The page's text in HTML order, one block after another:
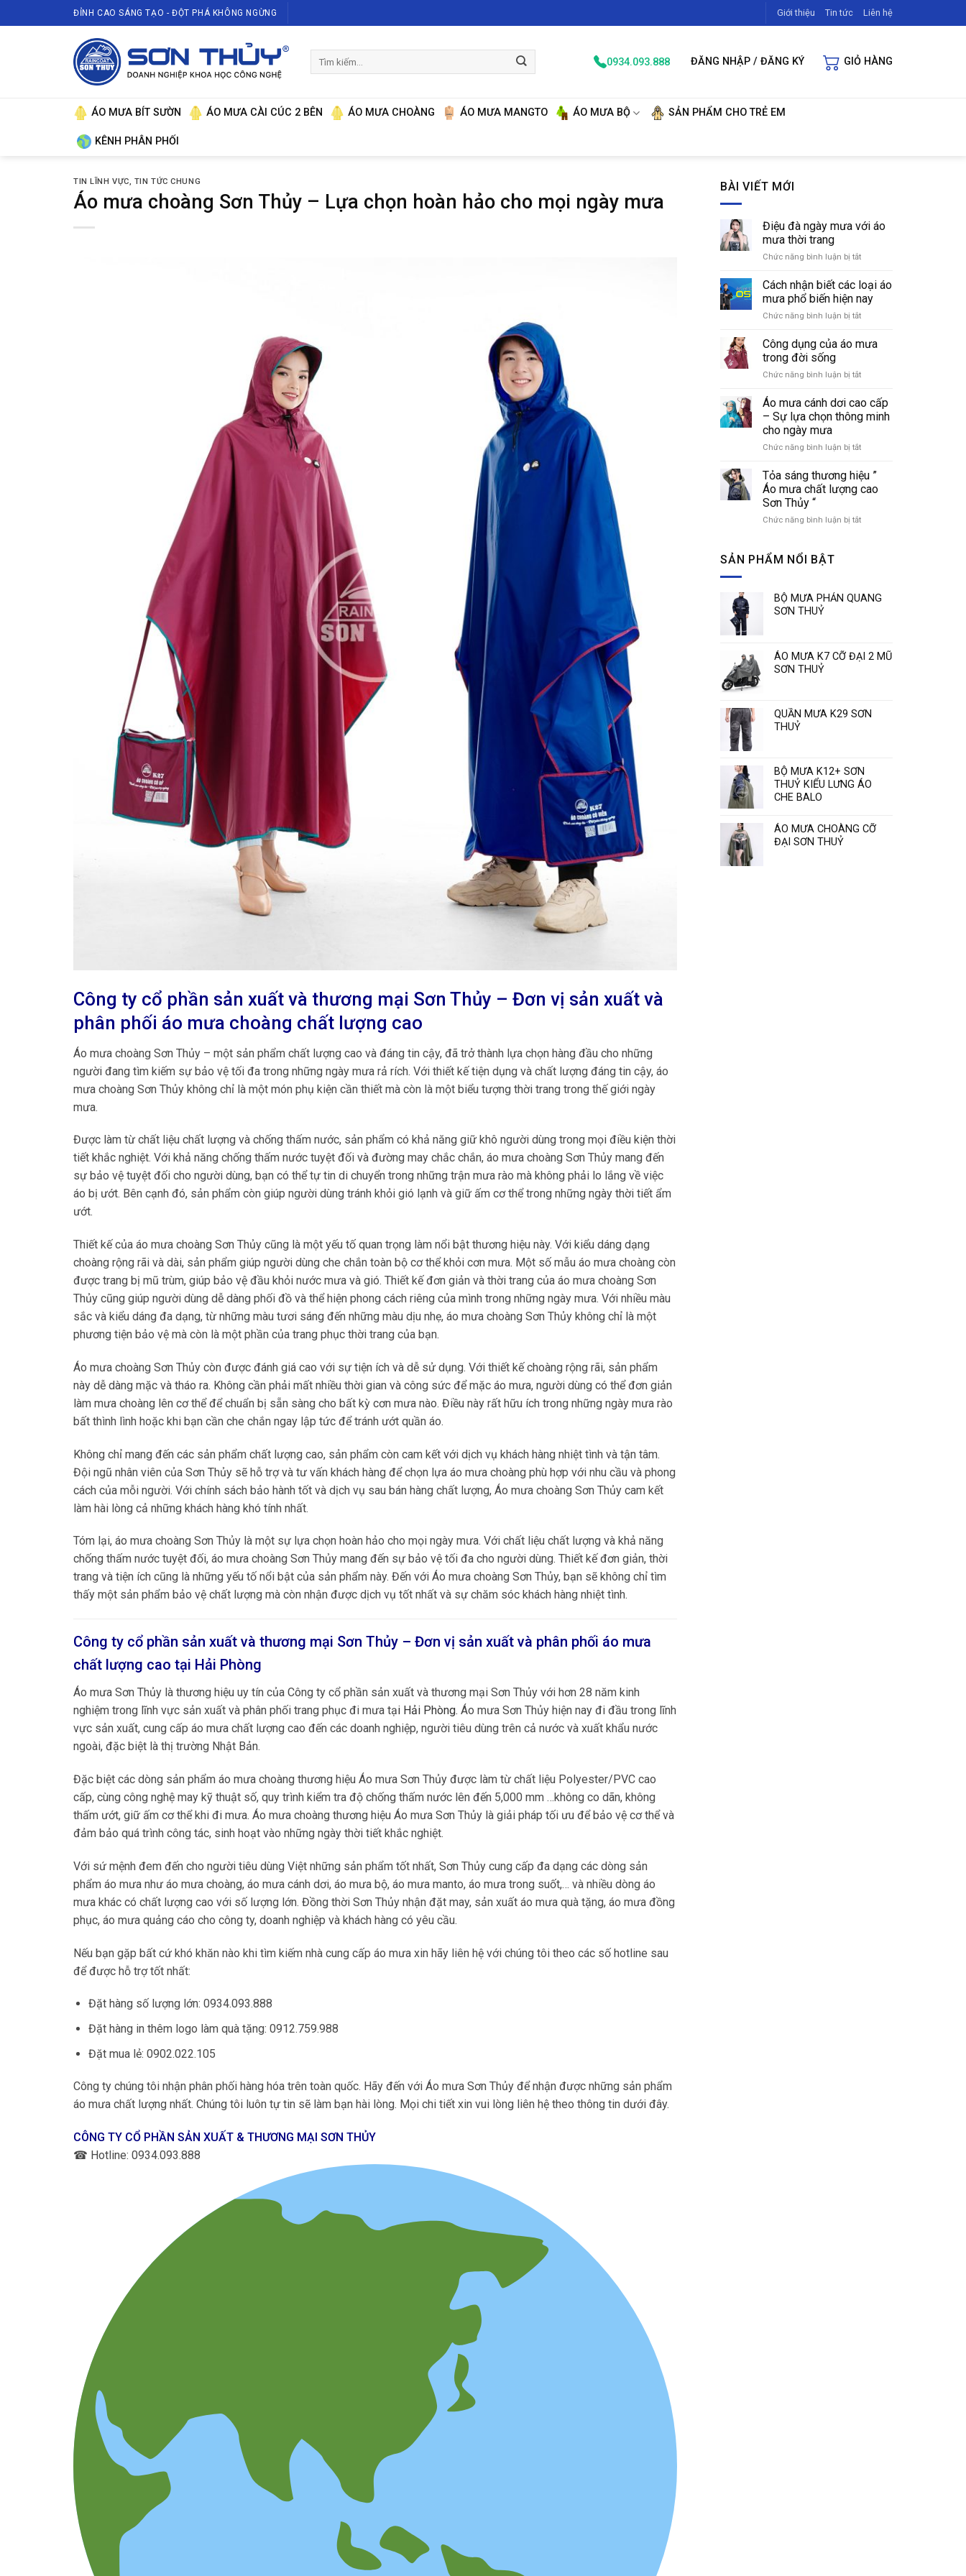
to
ĐỈNH CAO SÁNG TẠO - ĐỘT PHÁ KHÔNG NGỪNG Giới thiệu Tin tức Liên hệ
Tìm
0934.093.888 ĐĂNG NHẬP / ĐĂNG KÝ GIỎ HÀNG
ÁO MƯA BÍT SƯỜN ÁO MƯA CÀI CÚC 2 BÊN ÁO MƯA CHOÀNG ÁO MƯA MANGTO ÁO MƯA BỘ SẢN PHẨM CHO TRẺ EM
KÊNH PHÂN PHỐI
TIN LĨNH VỰC, TIN TỨC CHUNG
Áo mưa choàng Sơn Thủy – Lựa chọn hoàn hảo cho mọi ngày mưa
Công ty cổ phần sản xuất và thương mại Sơn Thủy – Đơn vị sản xuất và
phân phối áo mưa choàng chất lượng cao
Áo mưa choàng Sơn Thủy – một sản phẩm chất lượng cao và đáng tin cậy, đã trở thành lựa chọn hàng đầu cho những
người đang tìm kiếm sự bảo vệ tối đa trong những ngày mưa rả rích. Với thiết kế tiện dụng và chất lượng đáng tin cậy, áo
mưa choàng Sơn Thủy không chỉ là một món phụ kiện cần thiết mà còn là một biểu tượng thời trang trong thế giới ngày
mưa.
Được làm từ chất liệu chất lượng và chống thấm nước, sản phẩm có khả năng giữ khô người dùng trong mọi điều kiện thời
tiết khắc nghiệt. Với khả năng chống thấm nước tuyệt đối và đường may chắc chắn, áo mưa choàng Sơn Thủy mang đến
sự bảo vệ tuyệt đối cho người dùng, bạn có thể tự tin di chuyển trong những trận mưa rào mà không phải lo lắng về việc
áo bị ướt. Bên cạnh đó, sản phẩm còn giúp người dùng tránh khỏi gió lạnh và giữ ấm cơ thể trong những ngày thời tiết ẩm
ướt.
Thiết kế của áo mưa choàng Sơn Thủy cũng là một yếu tố quan trọng làm nổi bật thương hiệu này. Với kiểu dáng dạng
choàng rộng rãi và dài, sản phẩm giúp người dùng che chắn toàn bộ cơ thể khỏi cơn mưa. Một số mẫu áo mưa choàng còn
được trang bị mũ trùm, giúp bảo vệ đầu khỏi nước mưa và gió. Thiết kế đơn giản và thời trang của áo mưa choàng Sơn
Thủy cũng giúp người dùng dễ dàng phối đồ và thể hiện phong cách riêng của mình trong những ngày mưa. Với nhiều màu
sắc và kiểu dáng đa dạng, từ những màu tươi sáng đến những màu dịu nhẹ, áo mưa choàng Sơn Thủy không chỉ là một
phương tiện bảo vệ mà còn là một phần của trang phục thời trang của bạn.
Áo mưa choàng Sơn Thủy còn được đánh giá cao với sự tiện ích và dễ sử dụng. Với thiết kế choàng rộng rãi, sản phẩm
này dễ dàng mặc và tháo ra. Không cần phải mất nhiều thời gian và công sức để mặc áo mưa, người dùng có thể đơn giản
làm mưa choàng lên cơ thể để chuẩn bị sẵn sàng cho bất kỳ cơn mưa nào. Điều này rất hữu ích trong những ngày mưa rào
bất thình lình hoặc khi bạn cần che chắn ngay lập tức để tránh ướt quần áo.
Không chỉ mang đến các sản phẩm chất lượng cao, sản phẩm còn cam kết với dịch vụ khách hàng nhiệt tình và tận tâm.
Đội ngũ nhân viên của Sơn Thủy sẽ hỗ trợ và tư vấn khách hàng để chọn lựa áo mưa choàng phù hợp với nhu cầu và phong
cách của mỗi người. Với chính sách bảo hành tốt và dịch vụ sau bán hàng chất lượng, Áo mưa choàng Sơn Thủy cam kết
làm hài lòng cả những khách hàng khó tính nhất.
Tóm lại, áo mưa choàng Sơn Thủy là một sự lựa chọn hoàn hảo cho mọi ngày mưa. Với chất liệu chất lượng và khả năng
chống thấm nước tuyệt đối, áo mưa choàng Sơn Thủy mang đến sự bảo vệ tối đa cho người dùng. Thiết kế đơn giản, thời
trang và tiện ích cũng là những yếu tố nổi bật của sản phẩm này. Đến với Áo mưa choàng Sơn Thủy, bạn sẽ không chỉ tìm
thấy một sản phẩm bảo vệ chất lượng mà còn nhận được dịch vụ tốt nhất và sự chăm sóc khách hàng nhiệt tình.
Công ty cổ phần sản xuất và thương mại Sơn Thủy – Đơn vị sản xuất và phân phối áo mưa
chất lượng cao tại Hải Phòng
Áo mưa Sơn Thủy là thương hiệu uy tín của Công ty cổ phần sản xuất và thương mại Sơn Thủy với hơn 28 năm kinh
nghiệm trong lĩnh vực sản xuất và phân phối trang phục đi mưa tại Hải Phòng. Áo mưa Sơn Thủy hiện nay đi đầu trong lĩnh
vực sản xuất, cung cấp áo mưa chất lượng cao đến các doanh nghiệp, người tiêu dùng trên cả nước và xuất khẩu nước
ngoài, đặc biệt là thị trường Nhật Bản.
Đặc biệt các dòng sản phẩm áo mưa choàng thương hiệu Áo mưa Sơn Thủy được làm từ chất liệu Polyester/PVC cao
cấp, cùng công nghệ may kỹ thuật số, quy trình kiểm tra độ chống thấm nước lên đến 5,000 mm …không co dãn, không
thấm ướt, giữ ấm cơ thể khi đi mưa. Áo mưa choàng thương hiệu Áo mưa Sơn Thủy là giải pháp tối ưu để bảo vệ cơ thể và
đảm bảo quá trình công tác, sinh hoạt vào những ngày thời tiết khắc nghiệt.
Với sứ mệnh đem đến cho người tiêu dùng Việt những sản phẩm tốt nhất, Sơn Thủy cung cấp đa dạng các dòng sản
phẩm áo mưa như áo mưa choàng, áo mưa cánh dơi, áo mưa bộ, áo mưa manto, áo mưa trong suốt,… và nhiều dòng áo
mưa khác có chất lượng cao với số lượng lớn. Đồng thời Sơn Thủy nhận đặt may, sản xuất áo mưa quà tặng, áo mưa đồng
phục, áo mưa quảng cáo cho công ty, doanh nghiệp và khách hàng có yêu cầu.
Nếu bạn gặp bất cứ khó khăn nào khi tìm kiếm nhà cung cấp áo mưa xin hãy liên hệ với chúng tôi theo các số hotline sau
để được hỗ trợ tốt nhất:
Đặt hàng số lượng lớn: 0934.093.888
Đặt hàng in thêm logo làm quà tặng: 0912.759.988
Đặt mua lẻ: 0902.022.105
Công ty chúng tôi nhận phân phối hàng hóa trên toàn quốc. Hãy đến với Áo mưa Sơn Thủy để nhận được những sản phẩm
áo mưa chất lượng nhất. Chúng tôi luôn tự tin sẽ làm bạn hài lòng. Mọi chi tiết xin vui lòng liên hệ theo thông tin dưới đây.
CÔNG TY CỔ PHẦN SẢN XUẤT & THƯƠNG MẠI SƠN THỦY
☎ Hotline: 0934.093.888
BÀI VIẾT MỚI
Điệu đà ngày mưa với áo
mưa thời trang
Chức năng bình luận bị tắt
đà
ngày
mưa
mưa
Cách nhận biết các loại áo
mưa phổ biến hiện nay
Chức năng bình luận bị tắt
nhận
mưa
phổ
biến
Công dụng của áo mưa
trong đời sống
Chức năng bình luận bị tắt
dụng
áo
sống
Áo mưa cánh dơi cao cấp
– Sự lựa chọn thông minh
cho ngày mưa
Chức năng bình luận bị tắt
mưa
cánh
dơi
minh
Tỏa sáng thương hiệu ”
Áo mưa chất lượng cao
Sơn Thủy “
Chức năng bình luận bị tắt
Áo
Sơn
SẢN PHẨM NỔI BẬT
BỘ MƯA PHẢN QUANG
SƠN THUỶ
ÁO MƯA K7 CỠ ĐẠI 2 MŨ
SƠN THUỶ
QUẦN MƯA K29 SƠN
THUỶ
BỘ MƯA K12+ SƠN
THUỶ KIỂU LƯNG ÁO
CHE BALO
ÁO MƯA CHOÀNG CỠ
ĐẠI SƠN THUỶ